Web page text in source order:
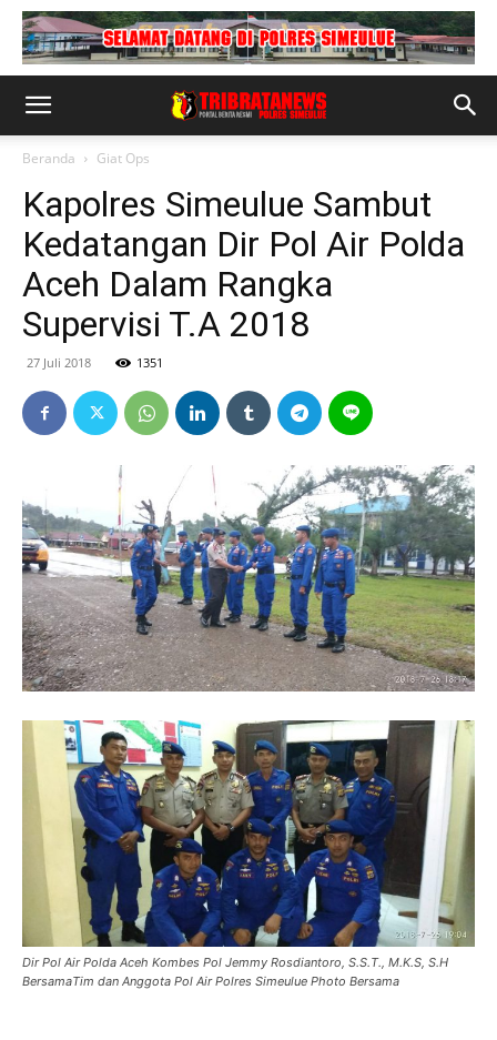
Beranda Giat Ops
Kapolres Simeulue Sambut
Kedatangan Dir Pol Air Polda
Aceh Dalam Rangka
Supervisi T.A 2018
27 Juli 2018 1351
Dir Pol Air Polda Aceh Kombes Pol Jemmy Rosdiantoro, S.S.T., M.K.S, S.H
BersamaTim dan Anggota Pol Air Polres Simeulue Photo Bersama